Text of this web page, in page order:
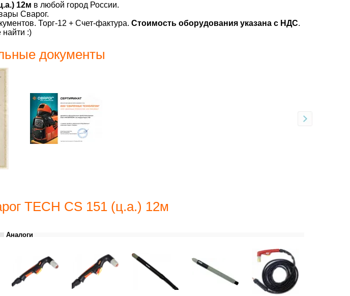
12м в любой город России.
Сварог.
Торг-12 + Счет-фактура. Стоимость оборудования указана с НДС.
:)
документы
TECH CS 151 (ц.а.) 12м
Аналоги